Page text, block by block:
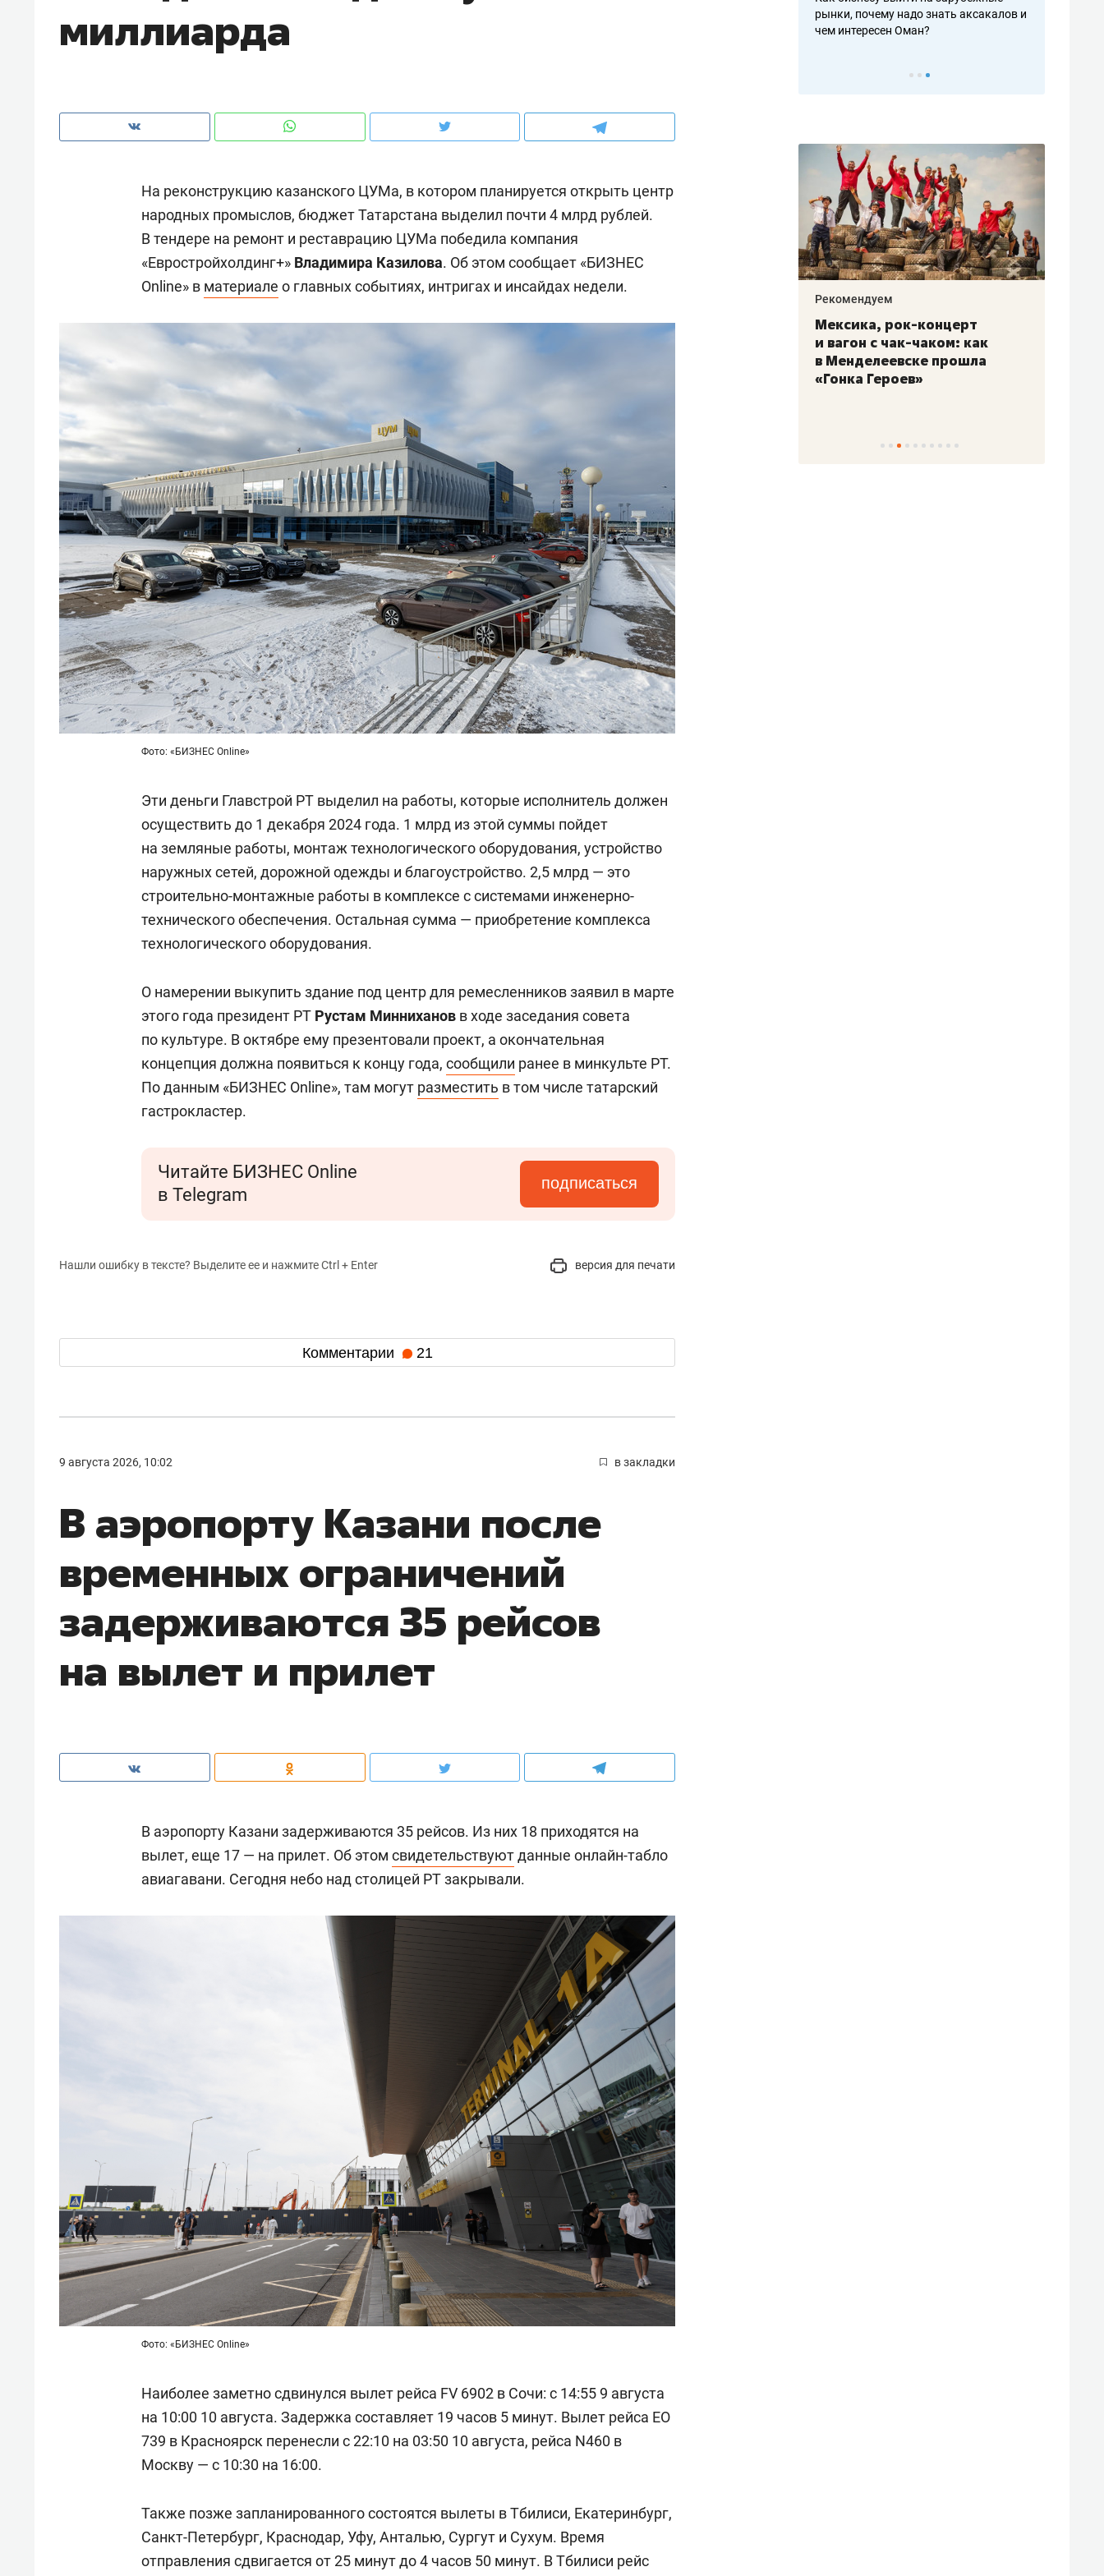
миллиарда
На реконструкцию казанского ЦУМа, в котором планируется открыть центр
народных промыслов, бюджет Татарстана выделил почти 4 млрд рублей.
В тендере на ремонт и реставрацию ЦУМа победила компания
«Евростройхолдинг+» Владимира Казилова. Об этом сообщает «БИЗНЕС
Online» в материале о главных событиях, интригах и инсайдах недели.
Фото: «БИЗНЕС Online»
Эти деньги Главстрой РТ выделил на работы, которые исполнитель должен
осуществить до 1 декабря 2024 года. 1 млрд из этой суммы пойдет
на земляные работы, монтаж технологического оборудования, устройство
наружных сетей, дорожной одежды и благоустройство. 2,5 млрд — это
строительно-монтажные работы в комплексе с системами инженерно-
технического обеспечения. Остальная сумма — приобретение комплекса
технологического оборудования.
О намерении выкупить здание под центр для ремесленников заявил в марте
этого года президент РТ Рустам Минниханов в ходе заседания совета
по культуре. В октябре ему презентовали проект, а окончательная
концепция должна появиться к концу года, сообщили ранее в минкульте РТ.
По данным «БИЗНЕС Online», там могут разместить в том числе татарский
гастрокластер.
Читайте БИЗНЕС Online
в Telegram
подписаться
Нашли ошибку в тексте? Выделите ее и нажмите Ctrl + Enter версия для печати
Комментарии 21
9 августа 2026, 10:02 в закладки
В аэропорту Казани после
временных ограничений
задерживаются 35 рейсов
на вылет и прилет
В аэропорту Казани задерживаются 35 рейсов. Из них 18 приходятся на
вылет, еще 17 — на прилет. Об этом свидетельствуютданные онлайн-табло
авиагавани. Сегодня небо над столицей РТ закрывали.
Фото: «БИЗНЕС Online»
Наиболее заметно сдвинулся вылет рейса FV 6902 в Сочи: с 14:55 9 августа
на 10:00 10 августа. Задержка составляет 19 часов 5 минут. Вылет рейса EO
739 в Красноярск перенесли с 22:10 на 03:50 10 августа, рейса N460 в
Москву — с 10:30 на 16:00.
Также позже запланированного состоятся вылеты в Тбилиси, Екатеринбург,
Санкт-Петербург, Краснодар, Уфу, Анталью, Сургут и Сухум. Время
отправления сдвигается от 25 минут до 4 часов 50 минут. В Тбилиси рейс
чем интересен Оман?
рынки, почему надо знать аксакалов и
чем интересен Оман?
Как ГК «МИР ГРУПП» и ВТБ
создают оазис жилого
комфорта под Казанью
150 камер до квартиры и Face
ID вместо ключа: какой будет
Опыт выживания в дикой
состоянием как основа
Рекомендуем
Мексика, рок-концерт
и вагон с чак-чаком: как
в Менделеевске прошла
«Гонка Героев»